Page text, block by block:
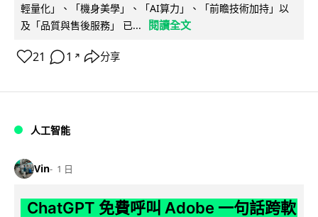
輕量化」、「機身美學」、「AI算力」、「前瞻技術加持」以
及「品質與售後服務」 已...
閱讀全文
21 1 ↗ 分享
人工智能
Vin 1 日
ChatGPT 免費呼叫 Adobe 一句話跨軟